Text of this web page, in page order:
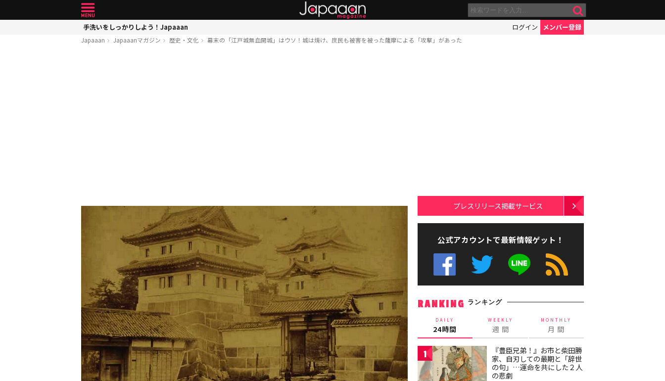
手洗いをしっかりしよう！Japaaan ログイン メンバー登録
Japaaan Japaaanマガジン 歴史・文化 幕末の「江戸城無血開城」はウソ！城は焼け、庶民も被害を被った薩摩による「攻撃」があった
プレスリリース掲載サービス
公式アカウントで最新情報ゲット！
RANKING ランキング
DAILY
24時間
WEEKLY
週 間
MONTHLY
月 間
1
『豊臣兄弟！』お市と柴田勝
家、自刃しての最期と「辞世
の句」…運命を共にした２人
の悲劇